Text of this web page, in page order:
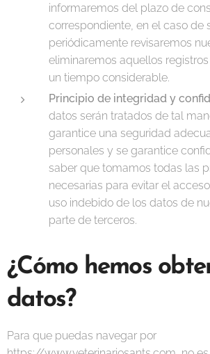
informaremos del plazo de
correspondiente, en el caso de
periódicamente revisaremos
eliminaremos aquellos
un tiempo considerable.
Principio de integridad y
datos serán tratados de tal
garantice una seguridad
personales y se garantice
saber que tomamos todas las
necesarias para evitar el
uso indebido de los datos de
parte de terceros.
¿Cómo hemos
datos?
Para que puedas navegar por